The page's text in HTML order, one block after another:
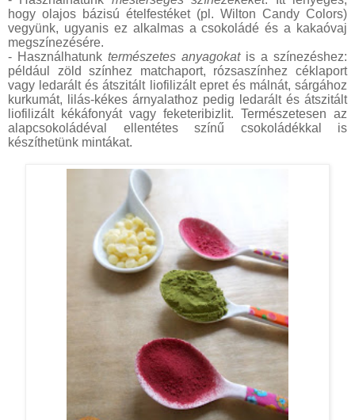
hogy olajos bázisú ételfestéket (pl. Wilton Candy Colors)
vegyünk, ugyanis ez alkalmas a csokoládé és a kakaóvaj
megszínezésére.
- Használhatunk természetes anyagokatis a színezéshez:
például zöld színhez matchaport, rózsaszínhez céklaport
vagy ledarált és átszitált liofilizált epret és málnát, sárgához
kurkumát, lilás-kékes árnyalathoz pedig ledarált és átszitált
liofilizált kékáfonyát vagy feketeribizlit. Természetesen az
alapcsokoládéval ellentétes színű csokoládékkal is
készíthetünk mintákat.